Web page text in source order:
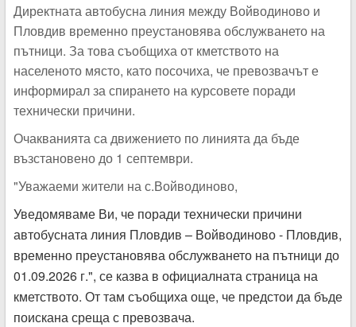
Директната автобусна линия между Войводиново и
Пловдив временно преустановява обслужването на
пътници. За това съобщиха от кметството на
населеното място, като посочиха, че превозвачът е
информирал за спирането на курсовете поради
технически причини.
Очакванията са движението по линията да бъде
възстановено до 1 септември.
"Уважаеми жители на с.Войводиново,
Уведомяваме Ви, че поради технически причини
автобусната линия Пловдив – Войводиново - Пловдив,
временно преустановява обслужването на пътници до
01.09.2026 г.", се казва в официалната страница на
кметството. От там съобщиха още, че предстои да бъде
поискана среща с превозвача.